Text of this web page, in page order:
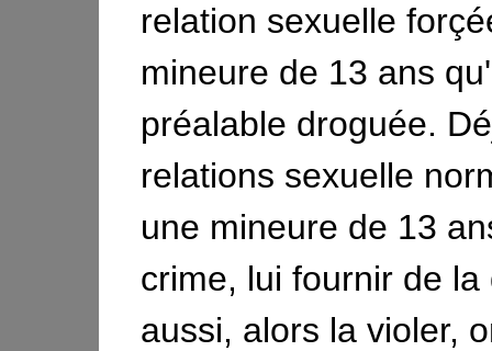
relation sexuelle
mineure de 13 ans
préalable droguée.
relations sexuelle
une mineure de 13
crime, lui fournir de la
aussi, alors la violer,